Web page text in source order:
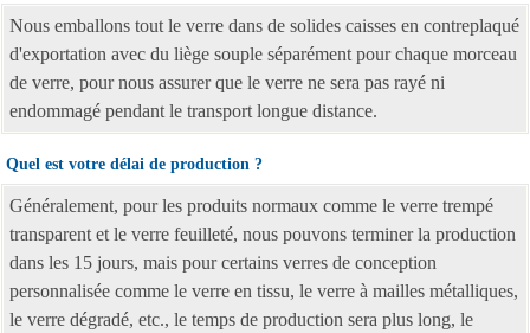
Nous emballons tout le verre dans de solides caisses en contreplaqué
d'exportation avec du liège souple séparément pour chaque morceau
de verre, pour nous assurer que le verre ne sera pas rayé ni
endommagé pendant le transport longue distance.
Quel est votre délai de production ?
Généralement, pour les produits normaux comme le verre trempé
transparent et le verre feuilleté, nous pouvons terminer la production
dans les 15 jours, mais pour certains verres de conception
personnalisée comme le verre en tissu, le verre à mailles métalliques,
le verre dégradé, etc., le temps de production sera plus long, le